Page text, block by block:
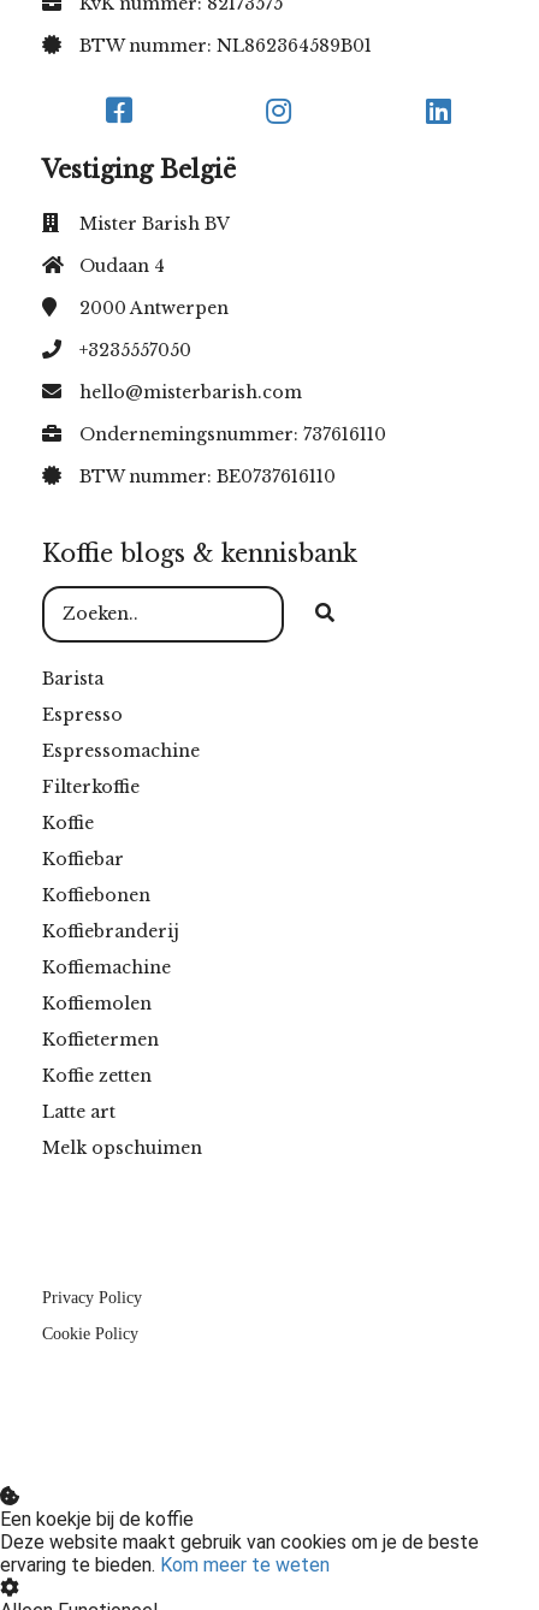
BTW nummer: NL862364589B01
Vestiging België
Mister Barish BV
Oudaan 4
2000Antwerpen
+3235557050
hello@misterbarish.com
Ondernemingsnummer: 737616110
BTW nummer: BE0737616110
Koffie blogs & kennisbank
Barista
Espresso
Espressomachine
Filterkoffie
Koffie
Koffiebar
Koffiebonen
Koffiebranderij
Koffiemachine
Koffiemolen
Koffietermen
Koffie zetten
Latte art
Melk opschuimen
Privacy Policy
Cookie Policy
Een koekje bij de koffie
Deze website maakt gebruik van cookies om je de beste
ervaring te bieden. Kom meer te weten